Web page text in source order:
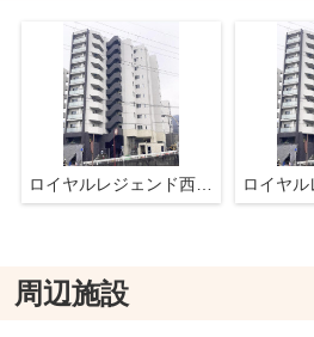
ロイヤルレジェンド西大津弐番館
周辺施設